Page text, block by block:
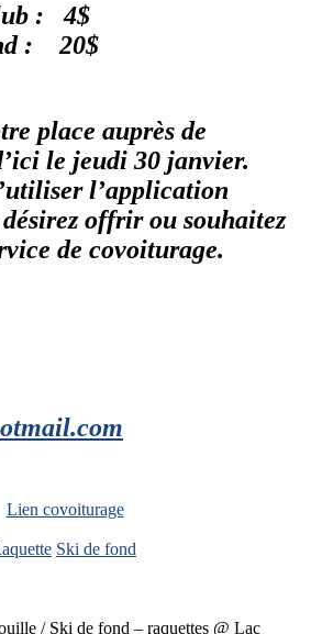
: 4$
: 20$
place auprès de
le jeudi 30 janvier.
l’application
offrir ou souhaitez
de covoiturage.
Lien covoiturage
Ski de fond
/ Ski de fond – raquettes @ Lac